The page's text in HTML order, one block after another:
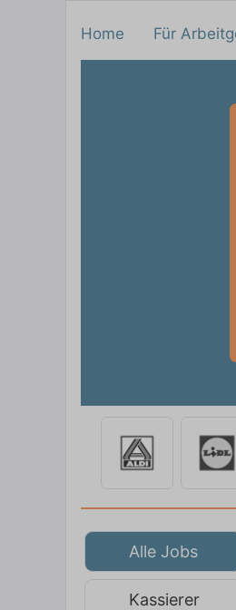
Home Für
Alle Jobs
Kassierer